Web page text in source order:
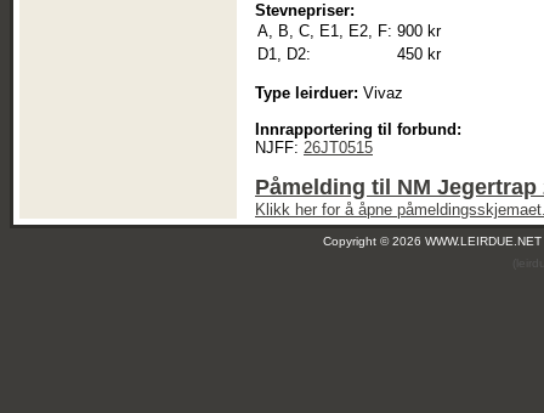
Stevnepriser:
A, B, C, E1, E2, F: 900 kr
D1, D2:
450 kr
Type leirduer: Vivaz
Innrapportering til forbund:
NJFF: 26JT0515
Påmelding til NM Jegertrap
Klikk her for å åpne
Copyright © 2026